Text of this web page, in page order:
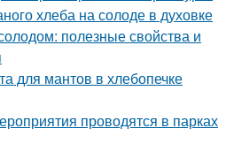
хлеба на солоде в духовке
полезные свойства и
для мантов в хлебопечке
проводятся в парках